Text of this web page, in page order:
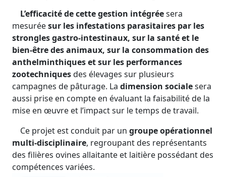
L’efficacité de cette gestion intégréesera
mesuréesur les infestations parasitaires par les
strongles gastro-intestinaux, sur la santé et le
bien-être des animaux, sur la consommation des
anthelminthiques et sur les performances
zootechniquesdes élevages sur plusieurs
campagnes de pâturage. La dimension socialesera
aussi prise en compte en évaluant la faisabilité de la
mise en œuvre et l’impact sur le temps de travail.
Ce projet est conduit par un groupe opérationnel
multi-disciplinaire, regroupant des représentants
des filières ovines allaitante et laitière possédant des
compétences variées.